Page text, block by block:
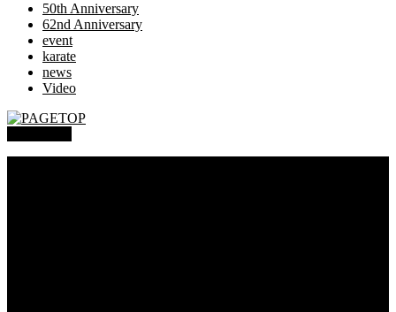
50th Anniversary
62nd Anniversary
event
karate
news
Video